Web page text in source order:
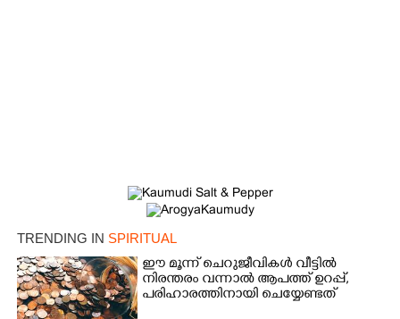
TRENDING IN SPIRITUAL
ഈ മൂന്ന് ചെറുജീവികൾ വീട്ടിൽ
നിരന്തരം വന്നാൽ ആപത്ത് ഉറപ്പ്,​
പരിഹാരത്തിനായി ചെയ്യേണ്ടത്